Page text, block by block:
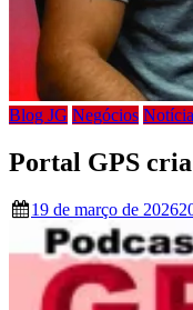
Blog JG Negócios
Portal GPS
19 de março de 2026